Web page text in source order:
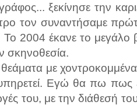
ξεκίνησε την
τον συναντήσαμε
2004 έκανε το μεγάλο
σκηνοθεσία.
με
Εγώ θα πω πως
του, με την διάθεσή